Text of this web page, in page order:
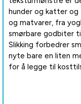
hunder og katter
og matvarer, fra
smørbare godbiter
Slikking forbedrer
nyte bare en liten
for å legge til